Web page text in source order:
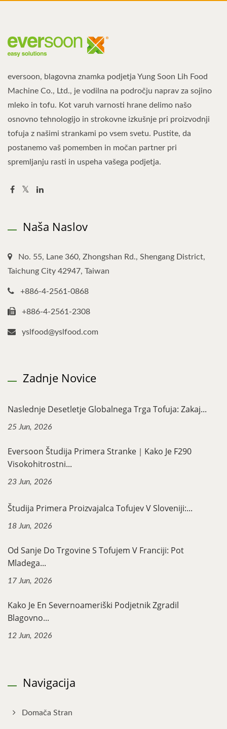
eversoon, blagovna znamka podjetja Yung Soon Lih Food
Machine Co., Ltd., je vodilna na področju naprav za sojino
mleko in tofu. Kot varuh varnosti hrane delimo našo
osnovno tehnologijo in strokovne izkušnje pri proizvodnji
tofuja z našimi strankami po vsem svetu. Pustite, da
postanemo vaš pomemben in močan partner pri
spremljanju rasti in uspeha vašega podjetja.
Naša Naslov
No. 55, Lane 360, Zhongshan Rd., Shengang District,
Taichung City 42947, Taiwan
+886-4-2561-0868
+886-4-2561-2308
yslfood@yslfood.com
Zadnje Novice
Naslednje Desetletje Globalnega Trga Tofuja: Zakaj...
25 Jun, 2026
Eversoon Študija Primera Stranke｜Kako Je F290
Visokohitrostni...
23 Jun, 2026
Študija Primera Proizvajalca Tofujev V Sloveniji:...
18 Jun, 2026
Od Sanje Do Trgovine S Tofujem V Franciji: Pot
Mladega...
17 Jun, 2026
Kako Je En Severnoameriški Podjetnik Zgradil
Blagovno...
12 Jun, 2026
Navigacija
Domača Stran